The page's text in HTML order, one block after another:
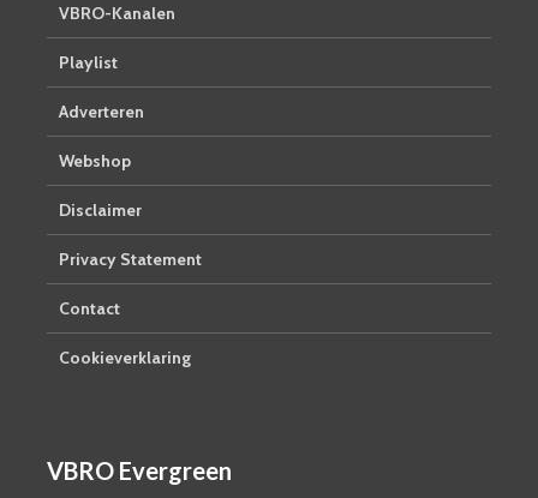
VBRO-Kanalen
Playlist
Adverteren
Webshop
Disclaimer
Privacy Statement
Contact
Cookieverklaring
VBRO Evergreen